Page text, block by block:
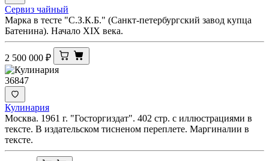
Сервиз чайный
Марка в тесте "С.З.К.Б." (Санкт-петербургский завод купца
Батенина). Начало XIX века.
2 500 000 ₽
36847
Кулинария
Москва. 1961 г. "Госторгиздат". 402 стр. с иллюстрациями в
тексте. В издательском тисненом переплете. Маргиналии в
тексте.